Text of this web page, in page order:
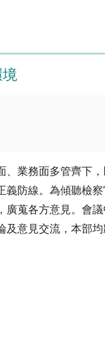
境
業務面多管齊下
防線。為傾聽檢
廣蒐各方意見。會
意見交流，本部